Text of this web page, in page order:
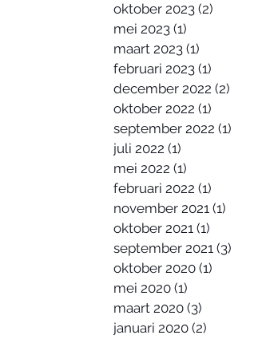
oktober 2023 (2)
mei 2023 (1)
maart 2023 (1)
februari 2023 (1)
december 2022 (2)
oktober 2022 (1)
september 2022 (1)
juli 2022 (1)
mei 2022 (1)
februari 2022 (1)
november 2021 (1)
oktober 2021 (1)
september 2021 (3)
oktober 2020 (1)
mei 2020 (1)
maart 2020 (3)
januari 2020 (2)